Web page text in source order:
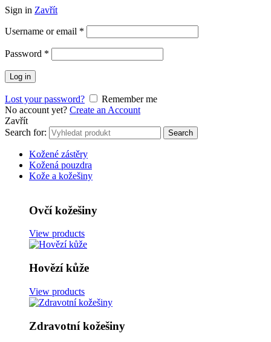
Sign in Zavřít
Username or email *
Password *
Log in
Lost your password?
Remember me
No account yet? Create an Account
Zavřít
Search for:
Search
Kožené zástěry
Kožená pouzdra
Kože a kožešiny
Ovčí kožešiny
View products
Hovězí kůže
View products
Zdravotní kožešiny